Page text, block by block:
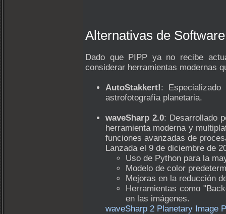
Alternativas de
Dado que PIPP ya no recibe
considerar herramientas modernas
AutoStakkert!:
astrofotografía planetaria.
waveSharp 2.0: Desarrollado
herramienta moderna y
funciones avanzadas de
Lanzada el 9 de diciembre de
Uso de Python para la
Modelo de color
Mejoras en la reducción
Herramientas como
en las imágenes.
waveSharp 2 Planetary Image